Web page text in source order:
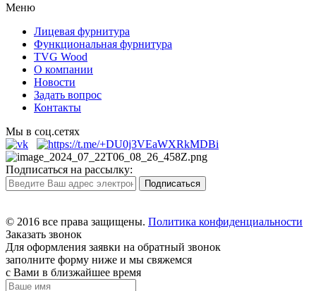
Меню
Лицевая фурнитура
Функциональная фурнитура
TVG Wood
О компании
Новости
Задать вопрос
Контакты
Мы в соц.сетях
Подписаться на рассылку:
© 2016 все права защищены. Политика конфиденциальности
Заказать звонок
Для оформления заявки на обратный звонок
заполните форму ниже и мы свяжемся
с Вами в близжайшее время